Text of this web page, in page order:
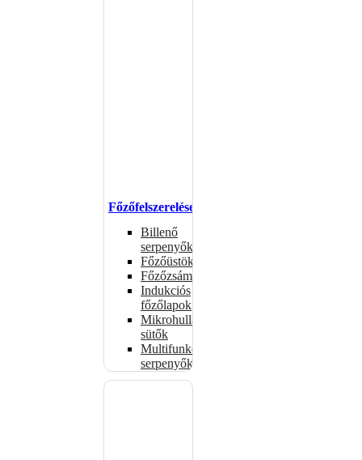
Főzőfelszerelések
Billenő
serpenyők
Főzőüstök
Főzőzsámolyok
Indukciós
főzőlapok
Mikrohullámú
sütők
Multifunkciós
serpenyők